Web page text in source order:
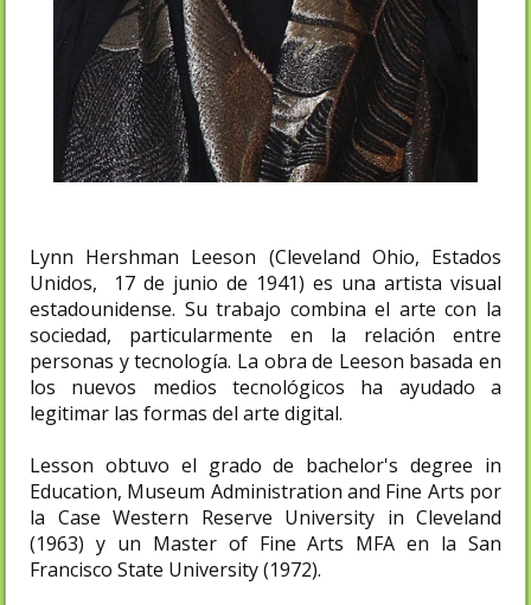
Lynn Hershman Leeson (Cleveland Ohio, Estados
Unidos, 17 de junio de 1941) es una artista visual
estadounidense. Su trabajo combina el arte con la
sociedad, particularmente en la relación entre
personas y tecnología. La obra de Leeson basada en
los nuevos medios tecnológicos ha ayudado a
legitimar las formas del arte digital.
Lesson obtuvo el grado de bachelor's degree in
Education, Museum Administration and Fine Arts por
la Case Western Reserve University in Cleveland
(1963) y un Master of Fine Arts MFA en la San
Francisco State University (1972).​